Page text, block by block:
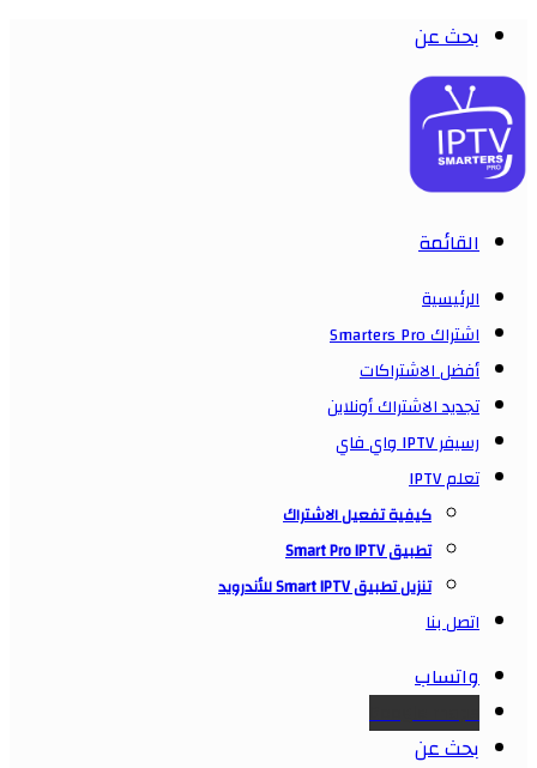
بحث عن
القائمة
الرئيسية
اشتراك Smarters Pro
أفضل الاشتراكات
تجديد الاشتراك أونلاين
رسيفر IPTV واي فاي
تعلم IPTV
كيفية تفعيل الاشتراك
تطبيق Smart Pro IPTV
تنزيل تطبيق Smart IPTV للأندرويد
اتصل بنا
واتساب
Google maps
بحث عن